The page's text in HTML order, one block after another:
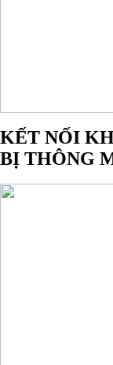
KẾT NỐI
BỊ THÔNG